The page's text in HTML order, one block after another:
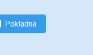
Pokladna